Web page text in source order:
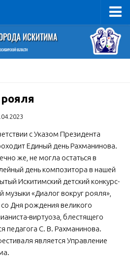
с Указом Президента
Единый день Рахманинова.
же, не могла остаться в
день композитора в нашей
Искитимский детский конкурс-
музыки «Диалог вокруг рояля»,
Дня рождения великого
виртуоза, блестящего
педагога С. В. Рахманинова.
является Управление